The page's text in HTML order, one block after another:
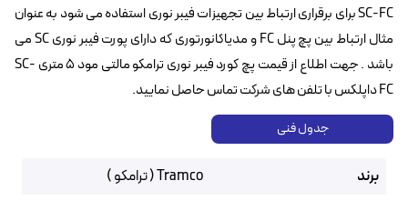
SC-FC برای برقراری ارتباط بین تجهیزات فیبر نوری استفاده می شود به عنوان
مثال ارتباط بین پچ پنل FC و مدیاکانورتوری که دارای پورت فیبر نوری SC می
باشد . جهت اطلاع از قیمت پچ کورد فیبر نوری ترامکو مالتی مود ۵ متری SC-
FC داپلکس با تلفن های شرکت تماس حاصل نمایید.
جدول فنی
برند
Tramco ( ترامکو )